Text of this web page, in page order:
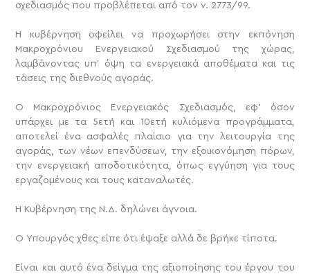
σχεδιασμός που προβλέπεται από τον ν. 2773/99.
Η κυβέρνηση οφείλει να προχωρήσει στην εκπόνηση
Μακροχρόνιου Ενεργειακού Σχεδιασμού της χώρας,
λαμβάνοντας υπ’ όψη τα ενεργειακά αποθέματα και τις
τάσεις της διεθνούς αγοράς.
Ο Μακροχρόνιος Ενεργειακός Σχεδιασμός, εφ’ όσον
υπάρχει με τα 5ετή και 10ετή κυλιόμενα προγράμματα,
αποτελεί ένα ασφαλές πλαίσιο για την λειτουργία της
αγοράς, των νέων επενδύσεων, την εξοικονόμηση πόρων,
την ενεργειακή αποδοτικότητα, όπως εγγύηση για τους
εργαζομένους και τους καταναλωτές.
Η Κυβέρνηση της Ν.Δ. δηλώνει άγνοια.
Ο Υπουργός χθες είπε ότι έψαξε αλλά δε βρήκε τίποτα.
Είναι και αυτό ένα δείγμα της αξιοποίησης του έργου του